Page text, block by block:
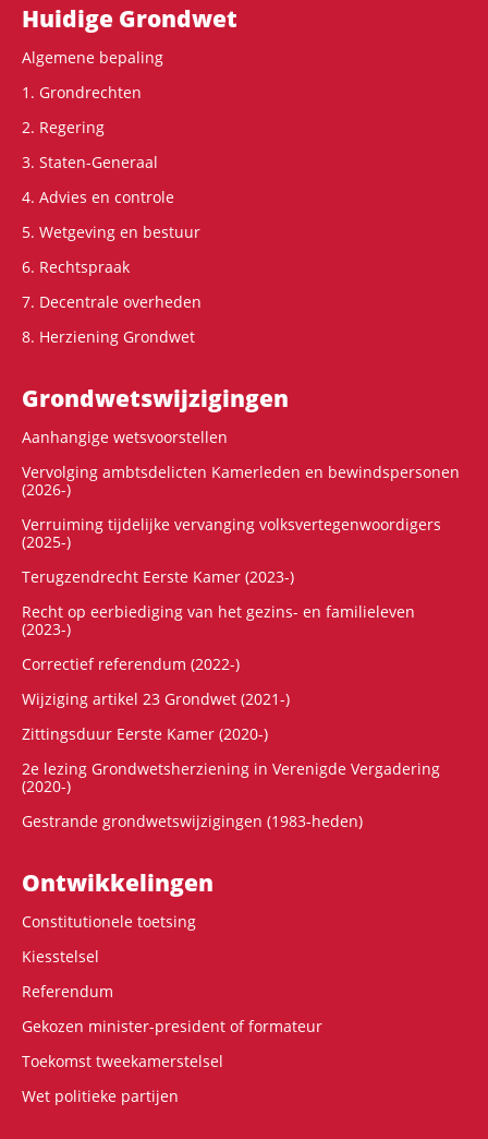
Hoofdnavigatie
Huidige Grondwet
Algemene bepaling
1. Grondrechten
2. Regering
3. Staten-Generaal
4. Advies en controle
5. Wetgeving en bestuur
6. Rechtspraak
7. Decentrale overheden
8. Herziening Grondwet
Grondwets­wijzigingen
Aanhangige wetsvoorstellen
Vervolging ambtsdelicten Kamerleden en bewindspersonen
(2026-)
Verruiming tijdelijke vervanging volksvertegenwoordigers
(2025-)
Terugzendrecht Eerste Kamer (2023-)
Recht op eerbiediging van het gezins- en familieleven
(2023-)
Correctief referendum (2022-)
Wijziging artikel 23 Grondwet (2021-)
Zittingsduur Eerste Kamer (2020-)
2e lezing Grondwetsherziening in Verenigde Vergadering
(2020-)
Gestrande grondwetswijzigingen (1983-heden)
Ontwikke­lingen
Constitutionele toetsing
Kiesstelsel
Referendum
Gekozen minister-president of formateur
Toekomst tweekamerstelsel
Wet politieke partijen